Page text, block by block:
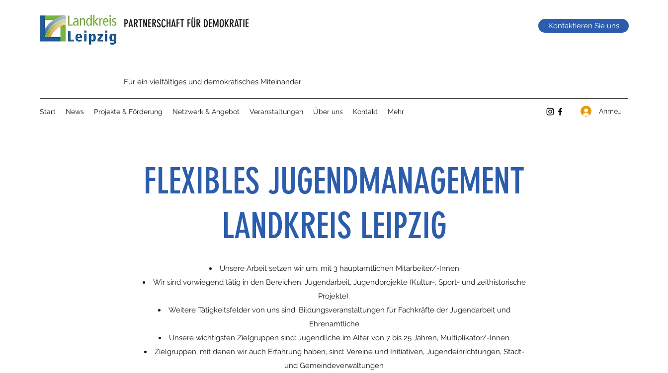
PARTNERSCHAFT FÜR DEMOKRATIE
Für ein vielfältiges und demokratisches Miteinander
Kontaktieren Sie uns
Start News Projekte & Förderung Netzwerk & Angebot Veranstaltungen Über uns Kontakt Mehr Anmelden
FLEXIBLES JUGENDMANAGEMENT
LANDKREIS LEIPZIG
Unsere Arbeit setzen wir um: mit 3 hauptamtlichen Mitarbeiter/-Innen
Wir sind vorwiegend tätig in den Bereichen: Jugendarbeit, Jugendprojekte (Kultur-, Sport- und zeithistorische
Projekte).
Weitere Tätigkeitsfelder von uns sind: Bildungsveranstaltungen für Fachkräfte der Jugendarbeit und
Ehrenamtliche
Unsere wichtigsten Zielgruppen sind: Jugendliche im Alter von 7 bis 25 Jahren, Multiplikator/-Innen
Zielgruppen, mit denen wir auch Erfahrung haben, sind: Vereine und Initiativen, Jugendeinrichtungen, Stadt-
und Gemeindeverwaltungen